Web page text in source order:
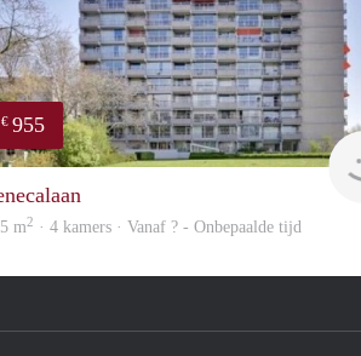
€ 955
m2 · 4 kamers · Vanaf ? - Onbepaalde tijd